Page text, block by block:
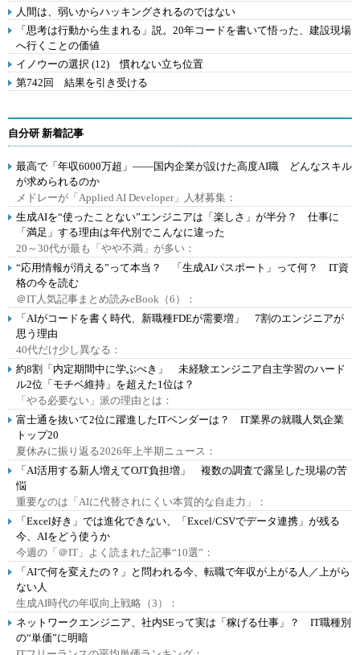
人間は、弱いからハッキングされるのではない
「思考は行動から生まれる」説。20年コードを書いて悟った、建設現場
へ行くことの価値
イノウーの選択 (12) 慣れない立ち位置
第742回 結果を引き受ける
自分研 新着記事
最高で「年収6000万超」――国内企業が設けた高度AI職 どんなスキル
が求められるのか
メドレーが「Applied AI Developer」人材募集：
生成AIを“使ったことない”エンジニアは「楽しさ」が半分？ 仕事に
「満足」する理由は年代別でこんなに違った
20～30代が最も「やや不満」が多い：
“応用情報が消える”って本当？ 「生成AIパスポート」って何？ IT資
格の今を読む
＠IT人気記事まとめ読みeBook（6）：
「AIがコードを書く時代、新職種FDEが需要増」 7割のエンジニアが
思う理由
40代だけ少し異なる：
約8割「内定期間中に学ぶべき」 未経験エンジニア自主学習のハード
ル2位「モチベ維持」を超えた1位は？
「やる必要ない」派の理由とは：
富士通を抜いて2位に躍進したITベンダーは？ IT業界の就職人気企業
トップ20
夏休みに振り返る2026年上半期ニュース：
「AI活用する新人増えてOJT負担増」 複数の調査で露呈した現場の苦
悩
重要なのは「AIに代替されにくい本質的な自走力」：
「Excel好き」では進化できない、「Excel/CSVでデータ連携」が残る
今、AIをどう使うか
今週の「＠IT」よく読まれた記事“10選”：
「AIで何を変えたの？」と問われる今、転職で年収が上がる人／上がら
ない人
生成AI時代の年収向上戦略（3）：
ネットワークエンジニア、社内SEって実は「稼げる仕事」？ IT職種別
の“単価”に明暗